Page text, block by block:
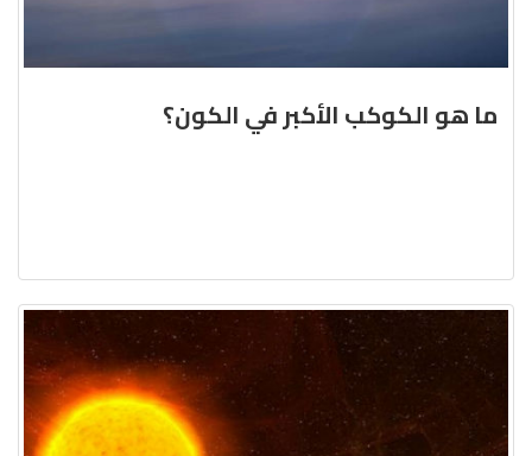
ما هو الكوكب الأكبر في الكون؟